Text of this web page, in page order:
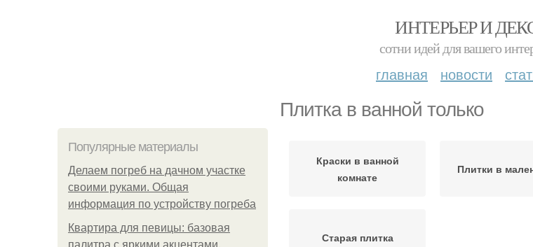
ИНТЕРЬЕР И
сотни идей для вашего
главная новости
Плитка в ванной только
Популярные материалы
Делаем погреб на дачном участке
своими руками. Общая
информация по устройству погреба
Квартира для певицы: базовая
палитра с яркими акцентами.
Краски в ванной
комнате
Плитки в
Старая плитка